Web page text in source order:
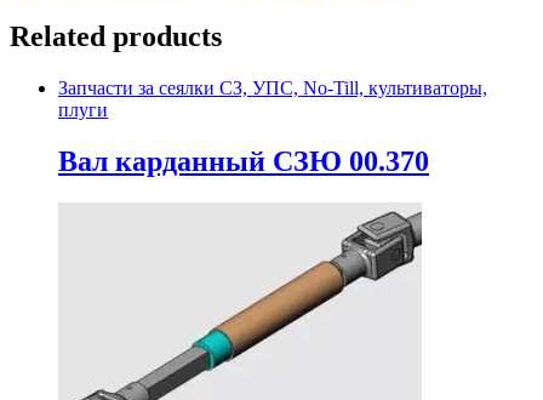
Related products
Запчасти за сеялки СЗ, УПС, No-Till, культиваторы,
плуги
Вал карданный СЗЮ 00.370